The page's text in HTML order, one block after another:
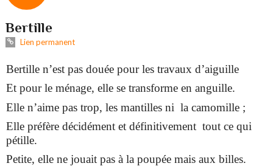
Bertille
Lien permanent
Bertille n’est pas douée pour les travaux d’aiguille
Et pour le ménage, elle se transforme en anguille.
Elle n’aime pas trop, les mantilles ni la camomille ;
Elle préfère décidément et définitivement tout ce qui
pétille.
Petite, elle ne jouait pas à la poupée mais aux billes.